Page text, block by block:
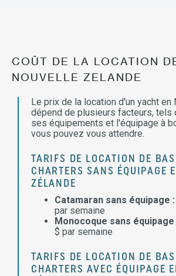
COÛT DE LA LOCATION
NOUVELLE ZELANDE
Le prix de la location d'un yacht en
dépend de plusieurs facteurs, tels
ses équipements et l'équipage à
vous pouvez vous attendre.
TARIFS DE LOCATION DE
CHARTERS SANS ÉQUIPAGE
ZÉLANDE
Catamaran sans équipage :
par semaine
Monocoque sans équipage
$ par semaine
TARIFS DE LOCATION DE
CHARTERS AVEC ÉQUIPAGE